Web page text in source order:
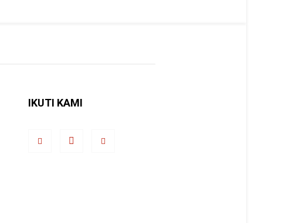
IKUTI KAMI